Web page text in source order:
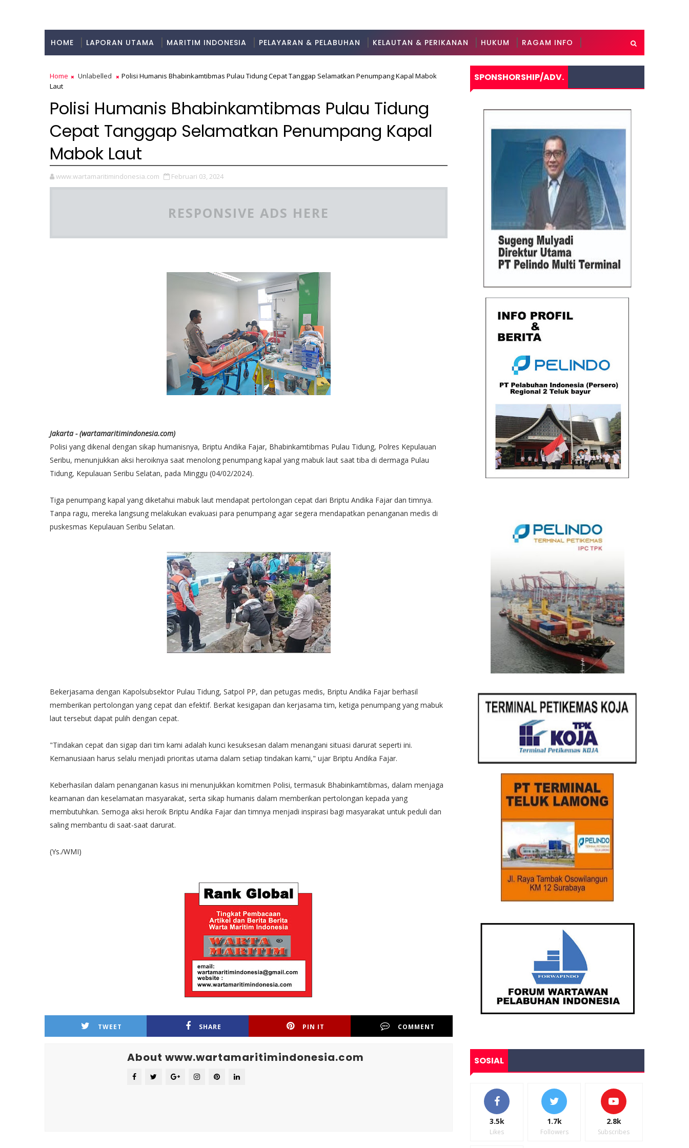
HOME LAPORAN UTAMA MARITIM INDONESIA PELAYARAN & PELABUHAN KELAUTAN & PERIKANAN HUKUM RAGAM INFO
Home Unlabelled
Polisi Humanis Bhabinkamtibmas Pulau Tidung Cepat Tanggap Selamatkan Penumpang Kapal Mabok
Laut
Polisi Humanis Bhabinkamtibmas Pulau Tidung
Cepat Tanggap Selamatkan Penumpang Kapal
Mabok Laut
www.wartamaritimindonesia.com Februari 03, 2024
RESPONSIVE ADS HERE
Jakarta - (wartamaritimindonesia.com)
Polisi yang dikenal dengan sikap humanisnya, Briptu Andika Fajar, Bhabinkamtibmas Pulau Tidung, Polres Kepulauan
Seribu, menunjukkan aksi heroiknya saat menolong penumpang kapal yang mabuk laut saat tiba di dermaga Pulau
Tidung, Kepulauan Seribu Selatan, pada Minggu (04/02/2024).
Tiga penumpang kapal yang diketahui mabuk laut mendapat pertolongan cepat dari Briptu Andika Fajar dan timnya.
Tanpa ragu, mereka langsung melakukan evakuasi para penumpang agar segera mendapatkan penanganan medis di
puskesmas Kepulauan Seribu Selatan.
Bekerjasama dengan Kapolsubsektor Pulau Tidung, Satpol PP, dan petugas medis, Briptu Andika Fajar berhasil
memberikan pertolongan yang cepat dan efektif. Berkat kesigapan dan kerjasama tim, ketiga penumpang yang mabuk
laut tersebut dapat pulih dengan cepat.
"Tindakan cepat dan sigap dari tim kami adalah kunci kesuksesan dalam menangani situasi darurat seperti ini.
Kemanusiaan harus selalu menjadi prioritas utama dalam setiap tindakan kami," ujar Briptu Andika Fajar.
Keberhasilan dalam penanganan kasus ini menunjukkan komitmen Polisi, termasuk Bhabinkamtibmas, dalam menjaga
keamanan dan keselamatan masyarakat, serta sikap humanis dalam memberikan pertolongan kepada yang
membutuhkan. Semoga aksi heroik Briptu Andika Fajar dan timnya menjadi inspirasi bagi masyarakat untuk peduli dan
saling membantu di saat-saat darurat.
(Ys./WMI)
TWEET SHARE PIN IT COMMENT
About www.wartamaritimindonesia.com
SPONSHORSHIP/ADV.
SOSIAL
3.5k
Likes
1.7k
Followers
2.8k
Subscribes